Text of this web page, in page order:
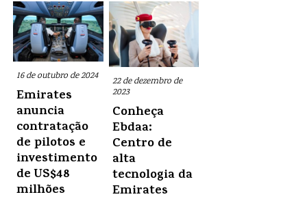
16 de outubro de 2024
Emirates
anuncia
contratação
de pilotos e
investimento
de US$48
milhões
22 de dezembro de
2023
Conheça
Ebdaa:
Centro de
alta
tecnologia da
Emirates